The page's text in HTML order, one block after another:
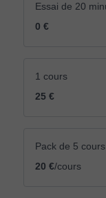
Essai de 20
0 €
1 cours
25 €
Pack de 5 cours
20 €/cours